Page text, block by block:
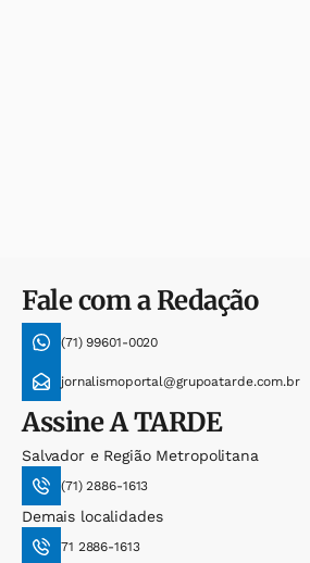
Fale com a Redação
(71) 99601-0020
jornalismoportal@grupoatarde.com.br
AssineA TARDE
Salvador e Região Metropolitana
(71) 2886-1613
Demais localidades
71 2886-1613